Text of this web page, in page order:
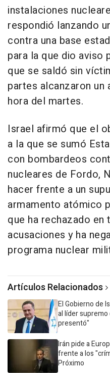
instalaciones
respondió lanzando
contra una base
para la que dio aviso
que se saldó sin
partes alcanzaron
hora del martes.
Israel afirmó que el
a la que se sumó
con bombardeos
nucleares de Fordo,
hacer frente a un
armamento atómico
que ha rechazado
acusaciones y ha
programa nuclear
Artículos Relacionados
El Gobierno de
al líder supremo
presentó"
Irán pide a
frente a los
Próximo